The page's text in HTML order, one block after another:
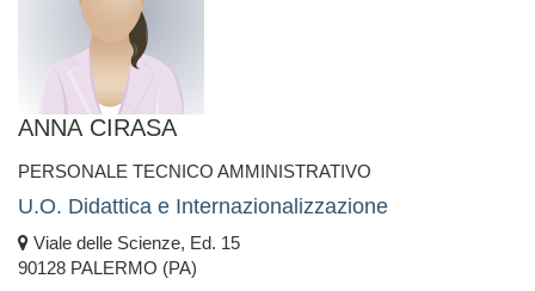
ANNA CIRASA
PERSONALE TECNICO AMMINISTRATIVO
U.O. Didattica e Internazionalizzazione
Viale delle Scienze, Ed. 15
90128 PALERMO (PA)